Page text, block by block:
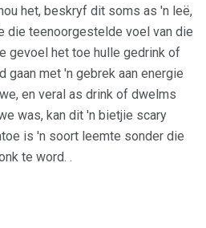
het, beskryf dit soms as 'n leë,
die teenoorgestelde voel van die
gevoel het toe hulle gedrink of
gaan met 'n gebrek aan energie
en veral as drink of dwelms
was, kan dit 'n bietjie scary
is 'n soort leemte sonder die
te word. .